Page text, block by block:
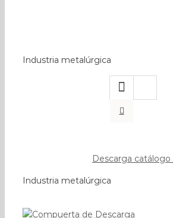
Industria metalúrgica
Descarga
Industria metalúrgica